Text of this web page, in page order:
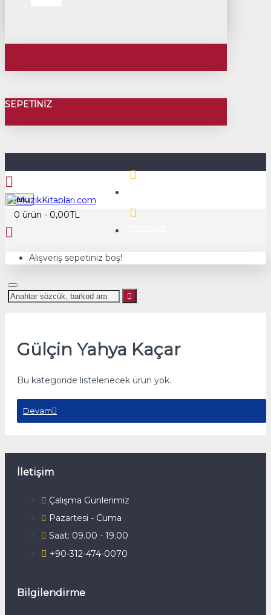
SEPETINIZ
Menu
0 ürün - 0,00TL
Alışveriş sepetiniz boş!
Gülçin Yahya Kaçar
Bu kategoride listelenecek ürün yok.
Devam
İletişim
Çalışma Günlerimiz
Pazartesi - Cuma
Saat: 09.00 - 19.00
+90-312-474-0070
Bilgilendirme